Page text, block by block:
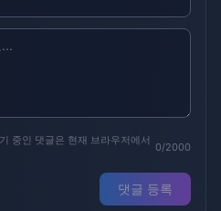
중인 댓글은 현재 브라우저에서
0/2000
댓글 등록